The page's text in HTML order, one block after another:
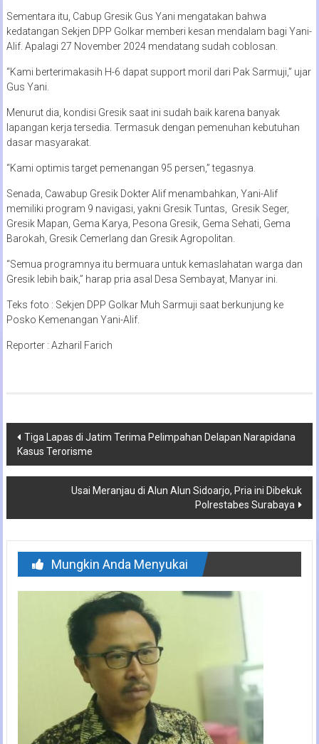
Sementara itu, Cabup Gresik Gus Yani mengatakan bahwa
kedatangan Sekjen DPP Golkar memberi kesan mendalam bagi Yani-
Alif. Apalagi 27 November 2024 mendatang sudah coblosan.
“Kami berterimakasih H-6 dapat support moril dari Pak Sarmuji,” ujar
Gus Yani.
Menurut dia, kondisi Gresik saat ini sudah baik karena banyak
lapangan kerja tersedia. Termasuk dengan pemenuhan kebutuhan
dasar masyarakat.
“Kami optimis target pemenangan 95 persen,” tegasnya.
Senada, Cawabup Gresik Dokter Alif menambahkan, Yani-Alif
memiliki program 9 navigasi, yakni Gresik Tuntas, Gresik Seger,
Gresik Mapan, Gema Karya, Pesona Gresik, Gema Sehati, Gema
Barokah, Gresik Cemerlang dan Gresik Agropolitan.
“Semua programnya itu bermuara untuk kemaslahatan warga dan
Gresik lebih baik,” harap pria asal Desa Sembayat, Manyar ini.
Teks foto : Sekjen DPP Golkar Muh Sarmuji saat berkunjung ke
Posko Kemenangan Yani-Alif.
Reporter : Azharil Farich
Navigasi
pos
Tiga Lapas di Jatim Terima Pelimpahan Delapan Narapidana
Kasus Terorisme
Usai Meranjau di Alun Alun Sidoarjo, Pria ini Dibekuk
Polrestabes Surabaya
Mungkin Anda Menyukai